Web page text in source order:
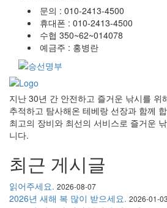
문의 : 010-2413-4500
휴대폰 : 010-2413-4500
수협 350~62~014078
예금주 : 홍병란
지난 30년 간 안전하고 즐거운 낚시를 위
추적하고 탐사해온 테베랑 선장과 함께
최고의 장비와 최선의 서비스로 즐거운
니다.
최근 게시글
읽어주세요. 2026-08-07
2026년 새해 복 많이 받으세요. 2026-01-03